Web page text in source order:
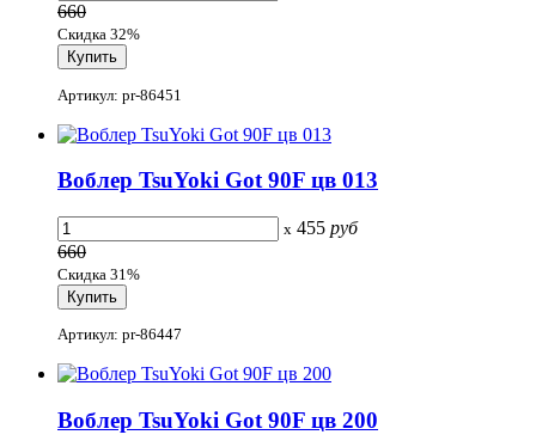
660
Скидка 32%
Артикул: pr-86451
Воблер TsuYoki Got 90F цв 013
x 455 руб
660
Скидка 31%
Артикул: pr-86447
Воблер TsuYoki Got 90F цв 200